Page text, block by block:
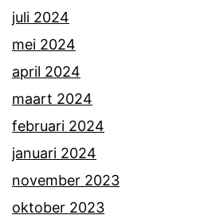
juli 2024
mei 2024
april 2024
maart 2024
februari 2024
januari 2024
november 2023
oktober 2023